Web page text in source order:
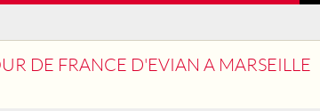
DE FRANCE D'EVIAN A MARSEILLE